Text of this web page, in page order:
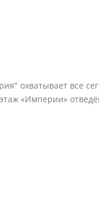
охватывает все
«Империи»